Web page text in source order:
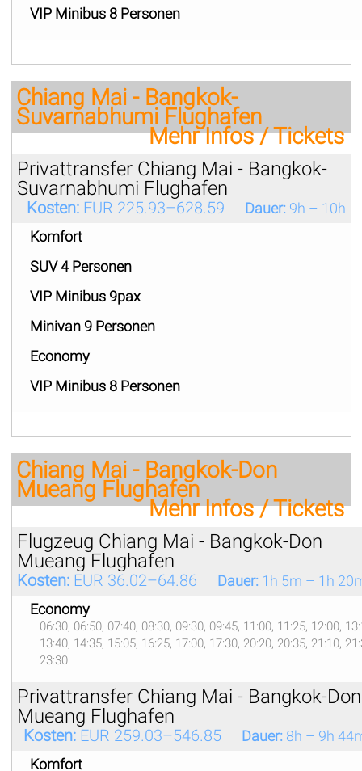
VIP Minibus 8 Personen
Chiang Mai - Bangkok-
Suvarnabhumi Flughafen
Mehr Infos / Tickets
Privattransfer Chiang Mai - Bangkok-
Suvarnabhumi Flughafen
Kosten:EUR 225.93–628.59 Dauer:9h – 10h
Komfort
SUV 4 Personen
VIP Minibus 9pax
Minivan 9 Personen
Economy
VIP Minibus 8 Personen
Chiang Mai - Bangkok-Don
Mueang Flughafen
Mehr Infos / Tickets
Flugzeug Chiang Mai - Bangkok-Don
Mueang Flughafen
Kosten:EUR 36.02–64.86 Dauer:1h 5m – 1h
Economy
06:30, 06:50, 07:40, 08:30, 09:30, 09:45, 11:00, 11:25, 12:00,
13:40, 14:35, 15:05, 16:25, 17:00, 17:30, 20:20, 20:35, 21:10,
23:30
Privattransfer Chiang Mai - Bangkok-Don
Mueang Flughafen
Kosten:EUR 259.03–546.85 Dauer:8h – 9h
Komfort